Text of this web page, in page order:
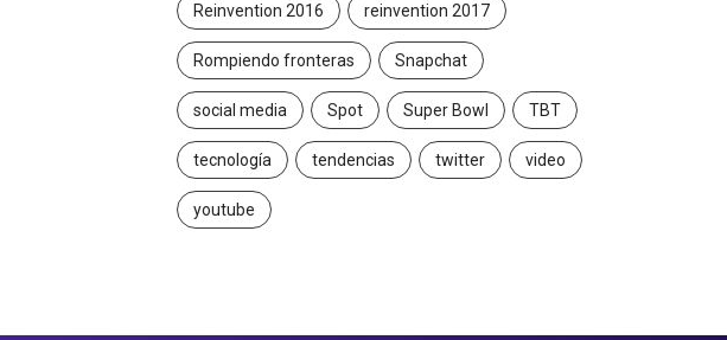
Reinvention 2016 reinvention 2017
Rompiendo fronteras Snapchat
social media Spot Super Bowl TBT
tecnología tendencias twitter video
youtube